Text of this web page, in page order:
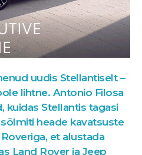
uudis Stellantiselt –
lihtne. Antonio Filosa
kuidas Stellantis tagasi
heade kavatsuste
et alustada
Land Rover ja Jeep